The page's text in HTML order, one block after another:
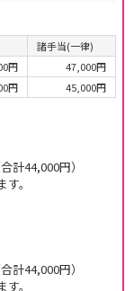
諸手当(一律)
円
47,000円
円 45,000円
円）
。
円）
。